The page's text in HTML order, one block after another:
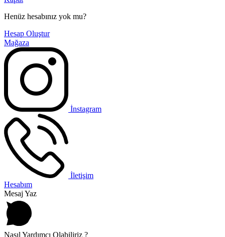
Henüz hesabınız yok mu?
Hesap Oluştur
Mağaza
İnstagram
İletişim
Hesabım
Mesaj Yaz
Nasıl Yardımcı Olabiliriz ?